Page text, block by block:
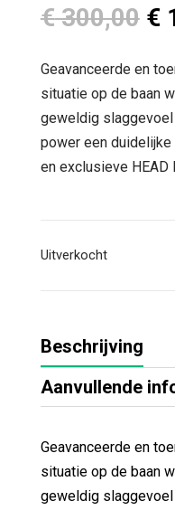
€300,00
€
€
Geavanceerde en
situatie op de baan
geweldig slaggevoel
power een
en exclusieve HEAD
Uitverkocht
Beschrijving
Aanvullende
Geavanceerde en
situatie op de baan
geweldig slaggevoel